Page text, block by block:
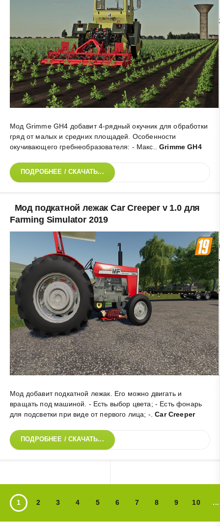
Мод Grimme GH4 добавит 4-рядный окучник для обработки
гряд от малых и средних площадей. Особенности
окучивающего гребнеобразователя: - Макс.
.Grimme GH4
ПОДРОБНЕЕ / СКАЧАТЬ...
Мод подкатной лежак Car Creeper v 1.0 для
Farming Simulator 2019
Мод добавит подкатной лежак. Его можно двигать и
вращать под машиной. - Есть выбор цвета; - Есть фонарь
для подсветки при виде от первого лица; - .Car Creeper
ПОДРОБНЕЕ / СКАЧАТЬ...
1 2 3 4 5 6 7 8 9 10 ...